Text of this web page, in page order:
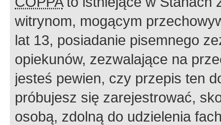
witrynom, mogącym
lat 13, posiadanie pisemnego
opiekunów, zezwalające na
jesteś pewien, czy przepis ten
próbujesz się zarejestrować,
osobą, zdolną do udzielenia